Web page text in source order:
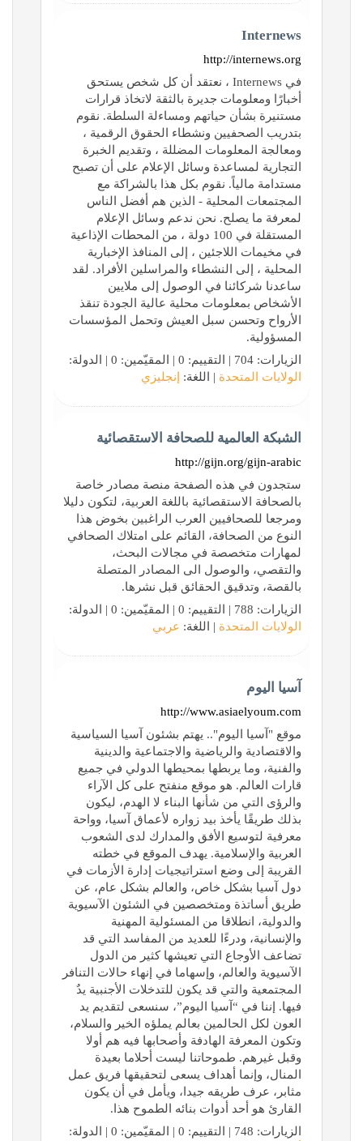
Internews
http://internews.org
في Internews ، نعتقد أن كل شخص يستحق
أخبارًا ومعلومات جديرة بالثقة لاتخاذ قرارات
مستنيرة بشأن حياتهم ومساءلة السلطة. نقوم
بتدريب الصحفيين ونشطاء الحقوق الرقمية ،
ومعالجة المعلومات المضللة ، وتقديم الخبرة
التجارية لمساعدة وسائل الإعلام على أن تصبح
مستدامة مالياً. نقوم بكل هذا بالشراكة مع
المجتمعات المحلية - الذين هم أفضل الناس
لمعرفة ما يصلح. نحن ندعم وسائل الإعلام
المستقلة في 100 دولة ، من المحطات الإذاعية
في مخيمات اللاجئين ، إلى المنافذ الإخبارية
المحلية ، إلى النشطاء والمراسلين الأفراد. لقد
ساعدنا شركائنا في الوصول إلى ملايين
الأشخاص بمعلومات محلية عالية الجودة تنقذ
الأرواح وتحسن سبل العيش وتحمل المؤسسات
المسؤولية.
الزيارات: 704 | التقييم: 0 | المقيّمين: 0 | الدولة:
الولايات المتحدة | اللغة: إنجليزي
الشبكة العالمية للصحافة الاستقصائية
http://gijn.org/gijn-arabic
ستجدون في هذه الصفحة منصة مصادر خاصة
بالصحافة الاستقصائية باللغة العربية، لتكون دليلا
ومرجعا للصحافيين العرب الراغبين بخوض هذا
النوع من الصحافة، القائم على امتلاك الصحافي
لمهارات متخصصة في مجالات البحث،
والتقصي، والوصول الى المصادر المتصلة
بالقصة، وتدقيق الحقائق قبل نشرها.
الزيارات: 788 | التقييم: 0 | المقيّمين: 0 | الدولة:
الولايات المتحدة | اللغة: عربي
آسيا اليوم
http://www.asiaelyoum.com
موقع "آسيا اليوم".. يهتم بشئون آسيا السياسية
والاقتصادية والرياضية والاجتماعية والدينية
والفنية، وما يربطها بمحيطها الدولي في جميع
قارات العالم. هو موقع منفتح على كل الآراء
والرؤى التي من شأنها البناء لا الهدم، ليكون
بذلك طريقًا يأخذ بيد زواره لأعماق آسيا، وواحة
معرفية لتوسيع الأفق والمدارك لدى الشعوب
العربية والإسلامية. يهدف الموقع في خطته
القريبة إلى وضع استراتيجيات إدارة الأزمات في
دول آسيا بشكل خاص، والعالم بشكل عام، عن
طريق أساتذة ومتخصصين في الشئون الآسيوية
والدولية، انطلاقا من المسئولية المهنية
والإنسانية، ودرءًا للعديد من المفاسد التي قد
تضاعف الأوجاع التي تعيشها كثير من الدول
الآسيوية والعالم، وإسهاما في إنهاء حالات التنافر
المجتمعية والتي قد يكون للتدخلات الأجنبية يدٌ
فيها. إننا في “آسيا اليوم”، سنسعى لتقديم يد
العون لكل الحالمين بعالم يملؤه الخير والسلام،
وتكون المعرفة الهادفة وأصحابها فيه هم أولا
وقبل غيرهم. طموحاتنا ليست أحلاما بعيدة
المنال، وإنما أهداف يسعى لتحقيقها فريق عمل
مثابر، عرف طريقه جيدا، ويأمل في أن يكون
القارئ هو أحد أدوات بنائه الطموح هذا.
الزيارات: 748 | التقييم: 0 | المقيّمين: 0 | الدولة: